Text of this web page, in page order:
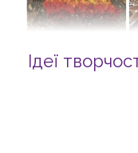
Ідеї